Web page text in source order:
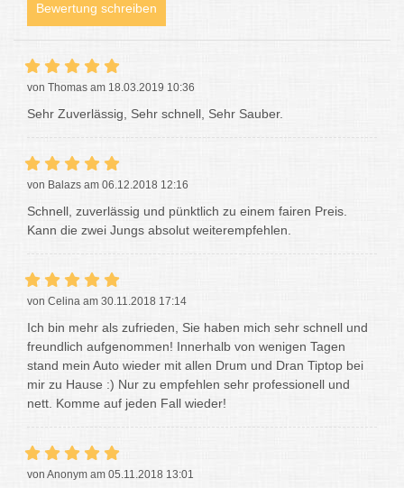
Bewertung schreiben
von Thomas am 18.03.2019 10:36
Sehr Zuverlässig, Sehr schnell, Sehr Sauber.
von Balazs am 06.12.2018 12:16
Schnell, zuverlässig und pünktlich zu einem fairen Preis.
Kann die zwei Jungs absolut weiterempfehlen.
von Celina am 30.11.2018 17:14
Ich bin mehr als zufrieden, Sie haben mich sehr schnell und
freundlich aufgenommen! Innerhalb von wenigen Tagen
stand mein Auto wieder mit allen Drum und Dran Tiptop bei
mir zu Hause :) Nur zu empfehlen sehr professionell und
nett. Komme auf jeden Fall wieder!
von Anonym am 05.11.2018 13:01